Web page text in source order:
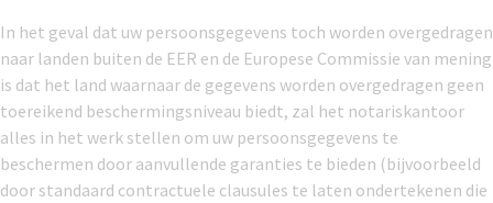
In het geval dat uw persoonsgegevens toch worden overgedragen
naar landen buiten de EER en de Europese Commissie van mening
is dat het land waarnaar de gegevens worden overgedragen geen
toereikend beschermingsniveau biedt, zal het notariskantoor
alles in het werk stellen om uw persoonsgegevens te
beschermen door aanvullende garanties te bieden (bijvoorbeeld
door standaard contractuele clausules te laten ondertekenen die